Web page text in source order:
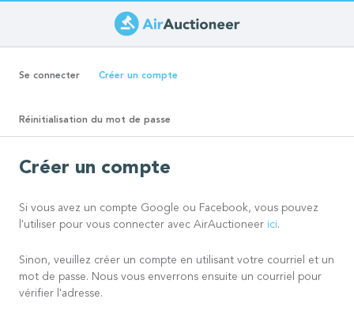
au
contenu
Onglets
Se connecter Créer un compte
Réinitialisation du mot de passe
Créer un compte
Si vous avez un compte Google ou Facebook, vous pouvez
l'utiliser pour vous connecter avec AirAuctioneer ici.
Sinon, veuillez créer un compte en utilisant votre courriel et un
mot de passe. Nous vous enverrons ensuite un courriel pour
vérifier l'adresse.